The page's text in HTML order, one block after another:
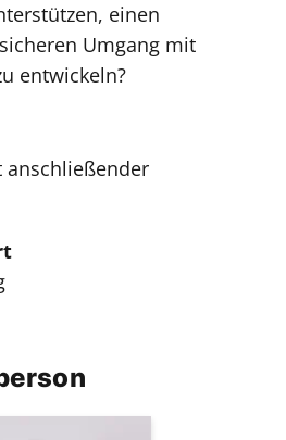
einen
Umgang mit
entwickeln?
anschließender